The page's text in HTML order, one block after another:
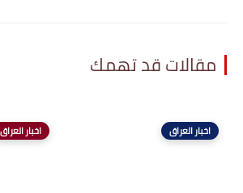
مقالات قد تهمك
اخبار العراق اخبار العراق